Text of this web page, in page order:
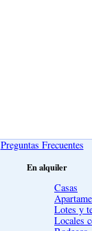
Preguntas Frecuentes
En alquiler
Casas
Lotes y
Locales